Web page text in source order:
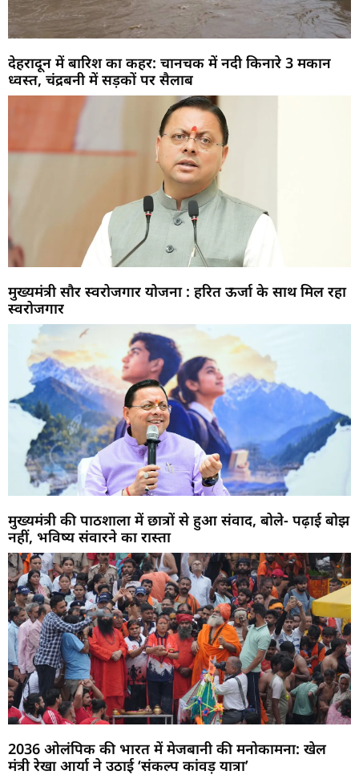
देहरादून में बारिश का कहर: चानचक में नदी किनारे 3 मकान
ध्वस्त, चंद्रबनी में सड़कों पर सैलाब
मुख्यमंत्री सौर स्वरोजगार योजना : हरित ऊर्जा के साथ मिल रहा
स्वरोजगार
मुख्यमंत्री की पाठशाला में छात्रों से हुआ संवाद, बोले- पढ़ाई बोझ
नहीं, भविष्य संवारने का रास्ता
2036 ओलंपिक की भारत में मेजबानी की मनोकामना: खेल
मंत्री रेखा आर्या ने उठाई ‘संकल्प कांवड़ यात्रा’